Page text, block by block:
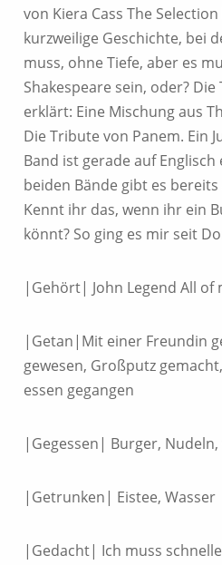
von Kiera Cass The
kurzweilige Geschichte, bei
muss, ohne Tiefe, aber es
Shakespeare sein, oder?
erklärt: Eine Mischung aus
Die Tribute von Panem. Ein
Band ist gerade auf
beiden Bände gibt es
Kennt ihr das, wenn ihr ein
könnt? So ging es mir seit
|Gehört| John Legend All of
|Getan|Mit einer Freundin
gewesen, Großputz
essen gegangen
|Gegessen| Burger, Nudeln,
|Getrunken| Eistee, Wasser
|Gedacht| Ich muss